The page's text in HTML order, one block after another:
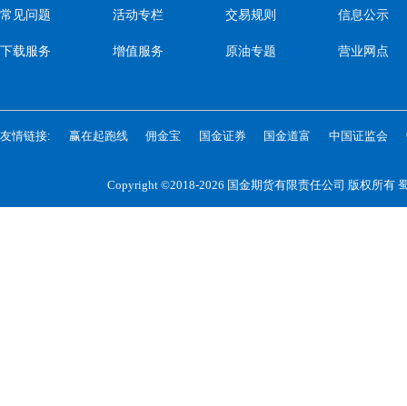
常见问题
下载服务
活动专栏
增值服务
交易规则
原油专题
信息公示
营业网点
友情链接: 赢在起跑线 佣金宝 国金证券 国金道富 中国证监会
Copyright ©2018-2026 国金期货有限责任公司 版权所有